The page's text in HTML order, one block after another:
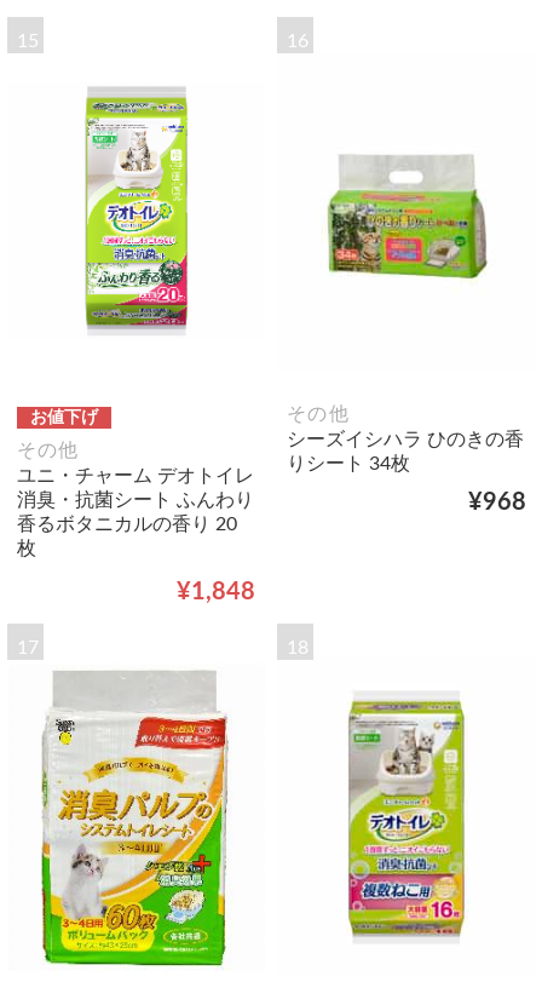
15
お値下げ
その他
ユニ・チャーム デオトイレ
消臭・抗菌シート ふんわり
香るボタニカルの香り 20
枚
¥1,848
16
その他
シーズイシハラ ひのきの香
りシート 34枚
¥968
17 18